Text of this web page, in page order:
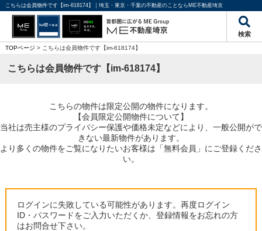
こちらは会員物件です【im-618174】｜埼玉・東京・千葉の不動産のことならME不動産埼京
検索
TOPページ > こちらは会員物件です【im-618174】
こちらは会員物件です【im-618174】
こちらの物件は限定公開の物件になります。
【会員限定公開物件について】
当社は売主様のプライバシー保護や価格未定などにより、一般公開がで
きない最新物件があります。
より多くの物件をご覧になりたいお客様は「無料会員」にご登録くださ
い。
ログインに失敗している可能性があります。再度ログイン
ID・パスワードをご入力いただくか、登録情報をお忘れの方
はお問合せ下さい。